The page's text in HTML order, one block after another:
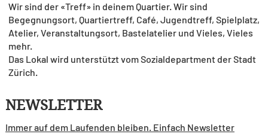
Wir sind der «Treff» in deinem Quartier. Wir sind
Begegnungsort, Quartiertreff, Café, Jugendtreff, Spielplatz,
Atelier, Veranstaltungsort, Bastelatelier und Vieles, Vieles
mehr.
Das Lokal wird unterstützt vom Sozialdepartment der Stadt
Zürich.
NEWSLETTER
Immer auf dem Laufenden bleiben. Einfach Newsletter